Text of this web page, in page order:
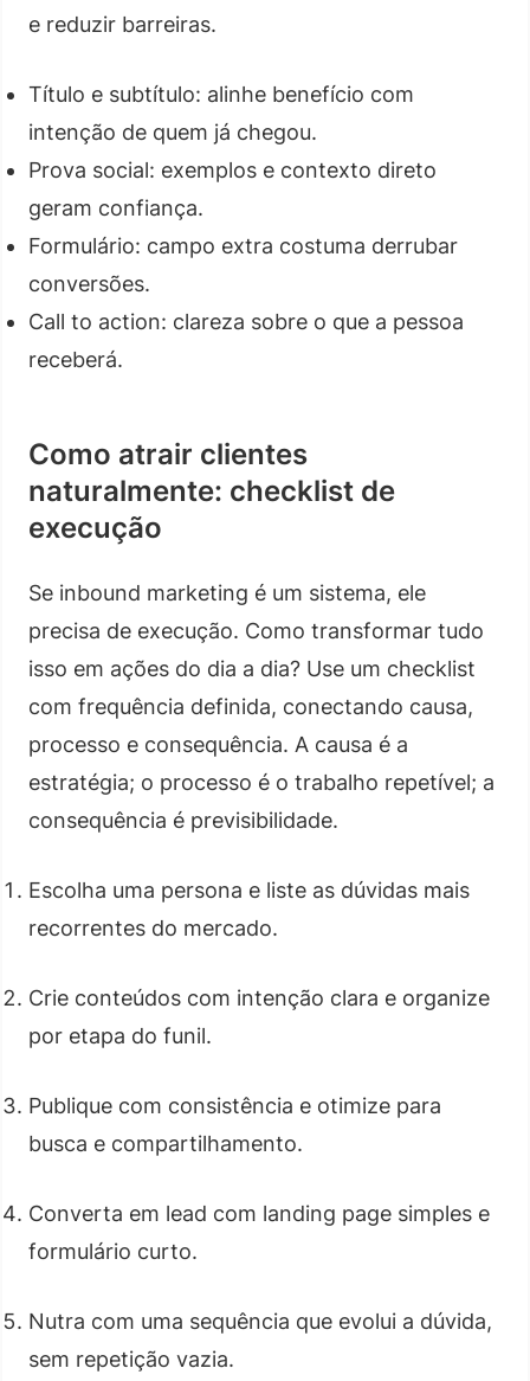
e reduzir barreiras.
Título e subtítulo: alinhe benefício com
intenção de quem já chegou.
Prova social: exemplos e contexto direto
geram confiança.
Formulário: campo extra costuma derrubar
conversões.
Call to action: clareza sobre o que a pessoa
receberá.
Como atrair clientes
naturalmente: checklist de
execução
Se inbound marketing é um sistema, ele
precisa de execução. Como transformar tudo
isso em ações do dia a dia? Use um checklist
com frequência definida, conectando causa,
processo e consequência. A causa é a
estratégia; o processo é o trabalho repetível; a
consequência é previsibilidade.
Escolha uma persona e liste as dúvidas mais
recorrentes do mercado.
Crie conteúdos com intenção clara e organize
por etapa do funil.
Publique com consistência e otimize para
busca e compartilhamento.
Converta em lead com landing page simples e
formulário curto.
Nutra com uma sequência que evolui a dúvida,
sem repetição vazia.